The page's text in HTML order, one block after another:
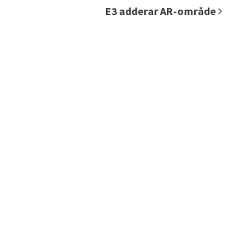
E3 adderar AR-område